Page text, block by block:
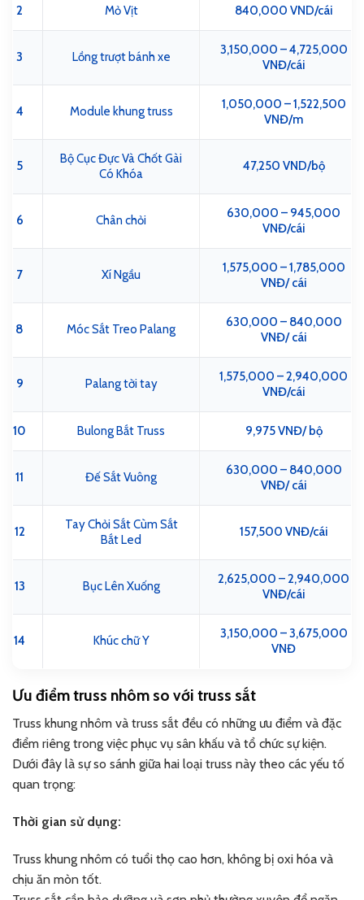
2 Mỏ Vịt 840,000 VND/cái
3 Lồng trượt bánh xe
3,150,000 – 4,725,000
VNĐ/cái
4 Module khung truss
1,050,000 – 1,522,500
VNĐ/m
5
Bộ Cục Đực Và Chốt Gài
Có Khóa
47,250 VND/bộ
6 Chân chỏi
630,000 – 945,000
VNĐ/cái
7 Xí Ngầu
1,575,000 – 1,785,000
VNĐ/ cái
8 Móc Sắt Treo Palang
630,000 – 840,000
VNĐ/ cái
9 Palang tời tay
1,575,000 – 2,940,000
VNĐ/cái
10 Bulong Bắt Truss 9,975 VNĐ/ bộ
11 Đế Sắt Vuông
630,000 – 840,000
VNĐ/ cái
12
Tay Chỏi Sắt Cùm Sắt
Bắt Led
157,500 VNĐ/cái
13 Bục Lên Xuống
2,625,000 – 2,940,000
VNĐ/cái
14 Khúc chữ Y
3,150,000 – 3,675,000
VNĐ
Ưu điểm truss nhôm so với truss sắt
Truss khung nhôm và truss sắt đều có những ưu điểm và đặc
điểm riêng trong việc phục vụ sân khấu và tổ chức sự kiện.
Dưới đây là sự so sánh giữa hai loại truss này theo các yếu tố
quan trọng:
Thời gian sử dụng:
Truss khung nhôm có tuổi thọ cao hơn, không bị oxi hóa và
chịu ăn mòn tốt.